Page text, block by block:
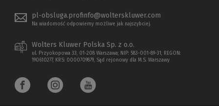
pl-obsluga.profinfo@wolterskluwer.com
Na wiadomość odpowiemy możliwe jak najszybciej.
Wolters Kluwer Polska Sp. z o.o.
ul. Przyokopowa 33, 01-208 Warszawa; NIP: 583-001-89-31, REGON:
190610277, KRS: 0000709879, Sąd rejonowy dla M.S. Warszawy